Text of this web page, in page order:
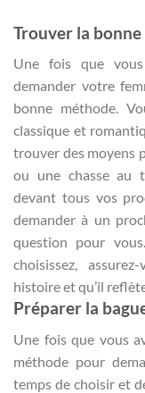
Trouver la
Une fois que
demander votre
bonne méthode.
classique et
trouver des moyens
ou une chasse au
devant tous vos
demander à un
question pour
choisissez,
histoire et qu’il
Préparer la
Une fois que vous
méthode pour
temps de choisir et